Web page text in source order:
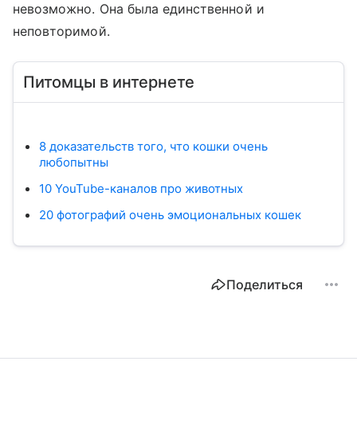
невозможно. Она была единственной и
неповторимой.
Питомцы в интернете
8 доказательств того, что кошки очень
любопытны
10 YouTube-каналов про животных
20 фотографий очень эмоциональных кошек
Поделиться